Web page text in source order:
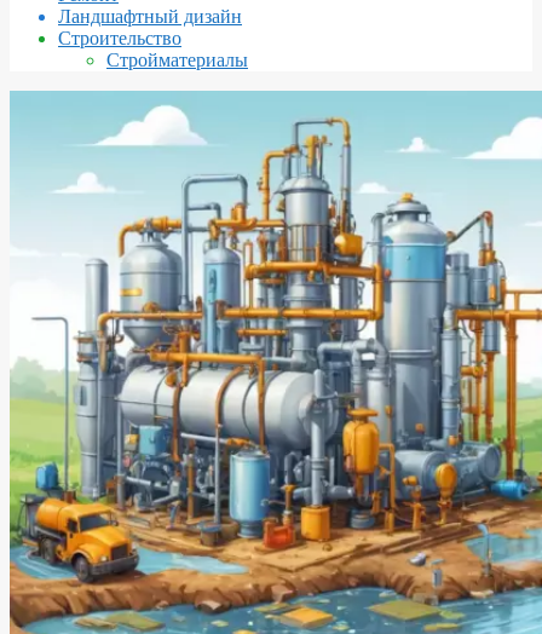
Ландшафтный дизайн
Строительство
Стройматериалы